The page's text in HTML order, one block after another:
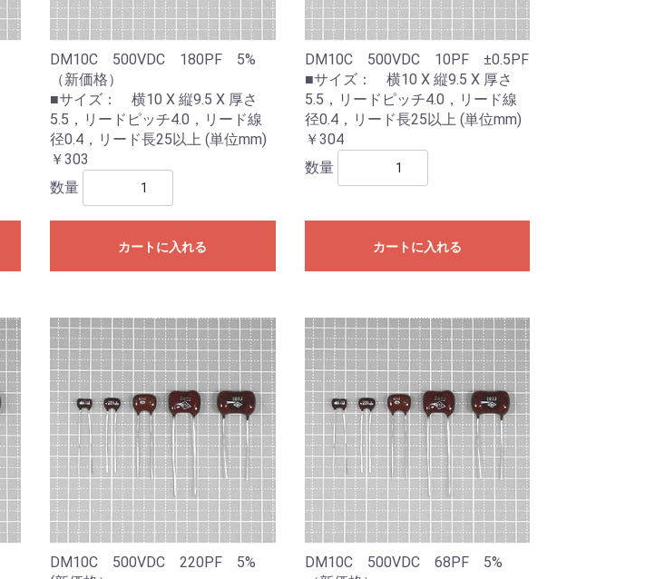
DM10C 500VDC 180PF 5%
（新価格）
■サイズ： 横10 X 縦9.5 X 厚さ
5.5，リードピッチ4.0，リード線
径0.4，リード長25以上 (単位mm)
￥303
数量
カートに入れる
DM10C 500VDC 10PF ±0.5PF
■サイズ： 横10 X 縦9.5 X 厚さ
5.5，リードピッチ4.0，リード線
径0.4，リード長25以上 (単位mm)
￥304
数量
カートに入れる
DM10C 500VDC 220PF 5%
DM10C 500VDC 68PF 5%